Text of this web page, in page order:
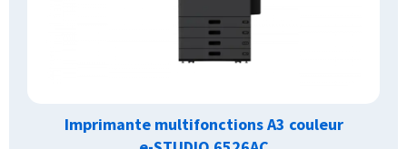
Imprimante multifonctions A3 couleur